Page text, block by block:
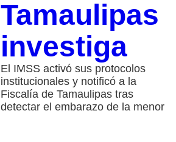
Tamaulipas
investiga
El IMSS activó sus protocolos
institucionales y notificó a la
Fiscalía de Tamaulipas tras
detectar el embarazo de la menor